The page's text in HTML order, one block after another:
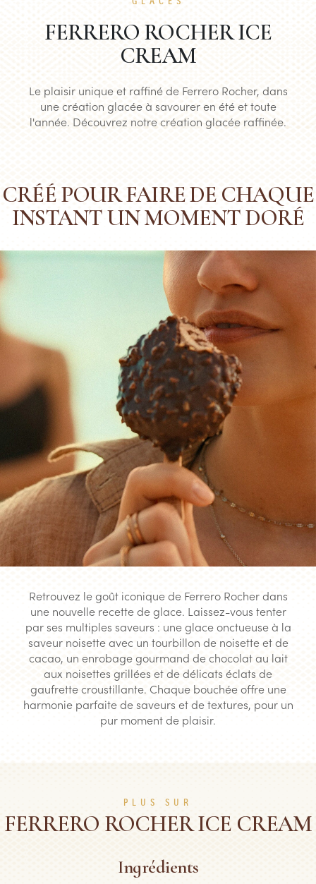
FERRERO ROCHER ICE
CREAM
Le plaisir unique et raffiné de Ferrero Rocher, dans
une création glacée à savourer en été et toute
l'année. Découvrez notre création glacée raffinée.
CRÉÉ POUR FAIRE DE CHAQUE
INSTANT UN MOMENT DORÉ
Retrouvez le goût iconique de Ferrero Rocher dans
une nouvelle recette de glace. Laissez-vous tenter
par ses multiples saveurs : une glace onctueuse à la
saveur noisette avec un tourbillon de noisette et de
cacao, un enrobage gourmand de chocolat au lait
aux noisettes grillées et de délicats éclats de
gaufrette croustillante. Chaque bouchée offre une
harmonie parfaite de saveurs et de textures, pour un
pur moment de plaisir.
PLUS SUR
FERRERO ROCHER ICE CREAM
Ingrédients